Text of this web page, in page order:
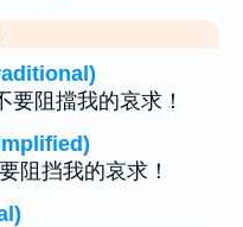
要阻擋我的哀求！
阻挡我的哀求！